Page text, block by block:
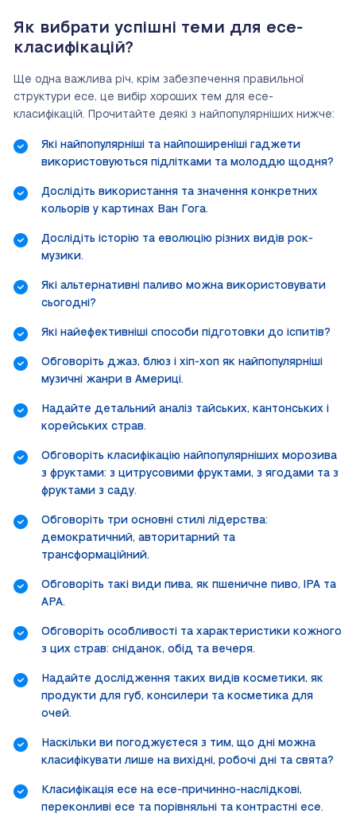
Як вибрати успішні теми для есе-
класифікацій?
Ще одна важлива річ, крім забезпечення правильної
структури есе, це вибір хороших тем для есе-
класифікацій. Прочитайте деякі з найпопулярніших нижче:
Які найпопулярніші та найпоширеніші гаджети
використовуються підлітками та молоддю щодня?
Дослідіть використання та значення конкретних
кольорів у картинах Ван Гога.
Дослідіть історію та еволюцію різних видів рок-
музики.
Які альтернативні паливо можна використовувати
сьогодні?
Які найефективніші способи підготовки до іспитів?
Обговоріть джаз, блюз і хіп-хоп як найпопулярніші
музичні жанри в Америці.
Надайте детальний аналіз тайських, кантонських і
корейських страв.
Обговоріть класифікацію найпопулярніших морозива
з фруктами: з цитрусовими фруктами, з ягодами та з
фруктами з саду.
Обговоріть три основні стилі лідерства:
демократичний, авторитарний та
трансформаційний.
Обговоріть такі види пива, як пшеничне пиво, IPA та
APA.
Обговоріть особливості та характеристики кожного
з цих страв: сніданок, обід та вечеря.
Надайте дослідження таких видів косметики, як
продукти для губ, консилери та косметика для
очей.
Наскільки ви погоджуєтеся з тим, що дні можна
класифікувати лише на вихідні, робочі дні та свята?
Класифікація есе на есе-причинно-наслідкові,
переконливі есе та порівняльні та контрастні есе.